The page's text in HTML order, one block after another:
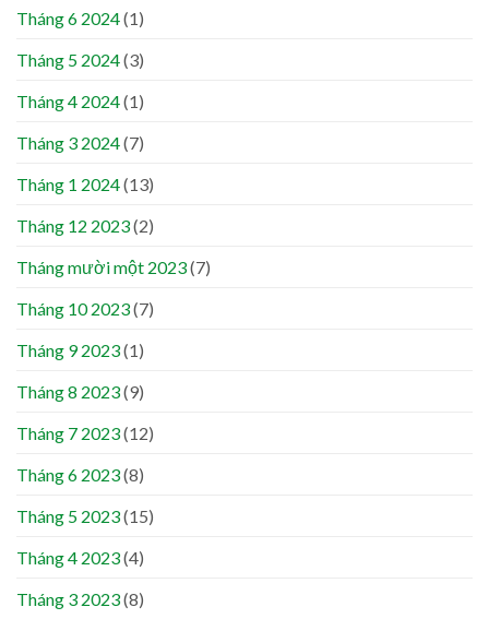
Tháng 6 2024(1)
Tháng 5 2024(3)
Tháng 4 2024(1)
Tháng 3 2024(7)
Tháng 1 2024(13)
Tháng 12 2023(2)
Tháng mười một 2023(7)
Tháng 10 2023(7)
Tháng 9 2023(1)
Tháng 8 2023(9)
Tháng 7 2023(12)
Tháng 6 2023(8)
Tháng 5 2023(15)
Tháng 4 2023(4)
Tháng 3 2023(8)